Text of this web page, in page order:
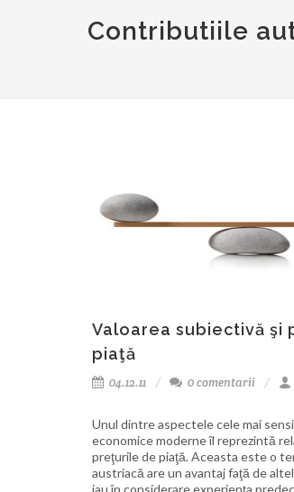
Contributiile
Valoarea subiectivă şi
piaţă
04.12.11 0 comentarii
Unul dintre aspectele cele mai
economice moderne îl reprezintă
preţurile de piaţă. Aceasta este o
austriacă are un avantaj faţă de
iau în considerare experienţa